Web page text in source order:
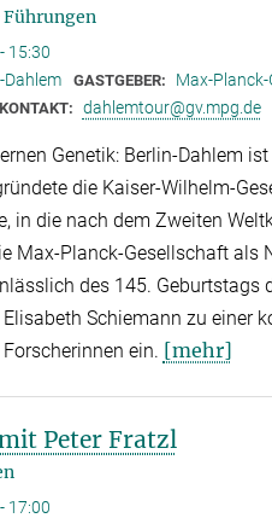
15:30
Dahlem GASTGEBER: Max-
KONTAKT: dahlemtour@gv.mpg.de
Genetik: Berlin-Dahlem ist
die Kaiser-Wilhelm-
in die nach dem Zweiten
Max-Planck-Gesellschaft als
des 145. Geburtstags
Schiemann zu einer
ein. [mehr]
Peter Fratzl
17:00